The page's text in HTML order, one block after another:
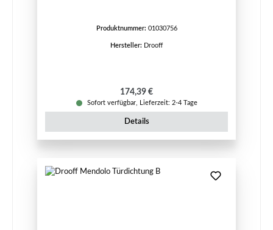
Produktnummer: 01030756
Hersteller: Drooff
Regulärer Preis:
174,39 €
Sofort verfügbar, Lieferzeit: 2-4 Tage
Details